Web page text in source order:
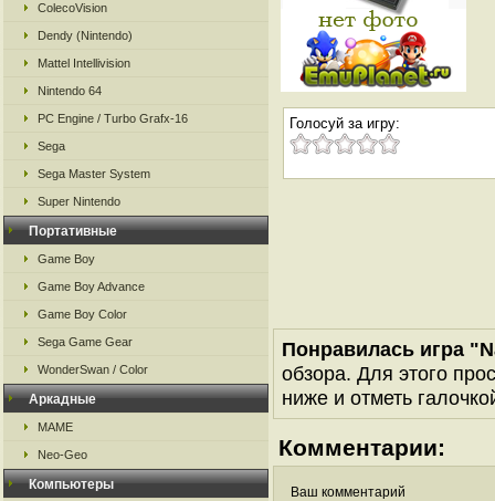
ColecoVision
Dendy (Nintendo)
Mattel Intellivision
Nintendo 64
PC Engine / Turbo Grafx-16
Sega
Sega Master System
Super Nintendo
Портативные
Game Boy
Game Boy Advance
Game Boy Color
Sega Game Gear
WonderSwan / Color
Аркадные
MAME
Neo-Geo
Компьютеры
Голосуй за игру:
Понравилась игра
обзора. Для этого
ниже и отметь
Комментарии:
Ваш комментарий